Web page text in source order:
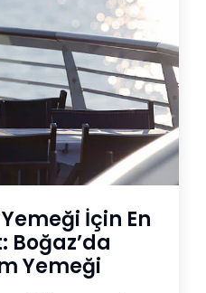
İçin En
Boğaz’da
Yemeği